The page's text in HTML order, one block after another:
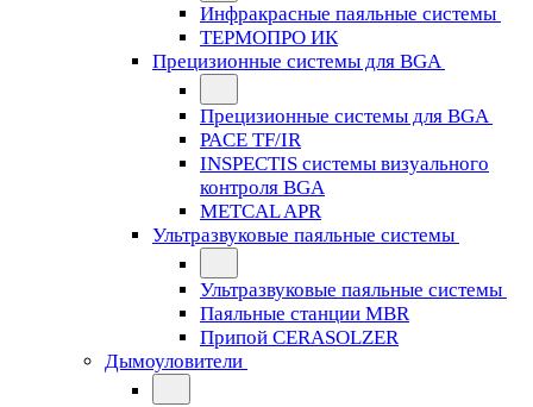
Инфракрасные паяльные системы
ТЕРМОПРО ИК
Прецизионные системы для BGA
Прецизионные системы для BGA
PACE TF/IR
INSPECTIS системы визуального
контроля BGA
METCAL APR
Ультразвуковые паяльные системы
Ультразвуковые паяльные системы
Паяльные станции MBR
Припой CERASOLZER
Дымоуловители